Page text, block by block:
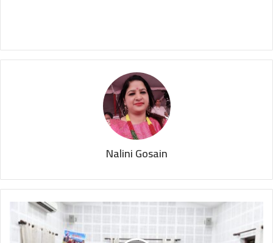
Nalini Gosain